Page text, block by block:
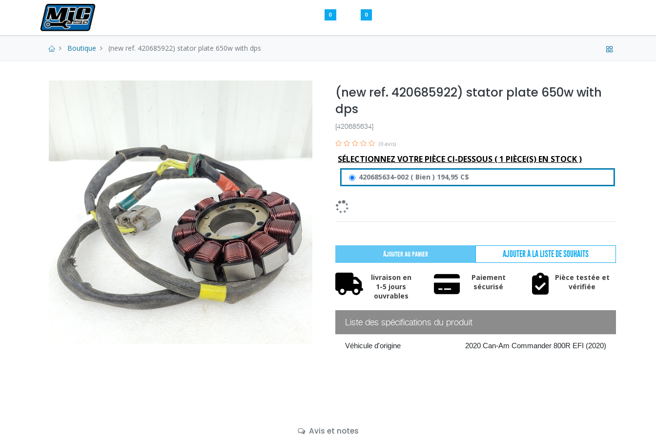
0 0
Boutique (new ref. 420685922) stator plate 650w with dps
(new ref. 420685922) stator plate 650w with
dps
[420685634]
(0 avis)
SÉLECTIONNEZ VOTRE PIÈCE CI-DESSOUS ( 1 PIÈCE(S) EN STOCK )
420685634-002 ( Bien ) 194,95 C$
Ajouter au panier AJOUTER À LA LISTE DE SOUHAITS
livraison en
1-5 jours
ouvrables
Paiement
sécurisé
Pièce testée et
vérifiée
Liste des spécifications du produit
Véhicule d'origine 2020 Can-Am Commander 800R EFI (2020)
Avis et notes